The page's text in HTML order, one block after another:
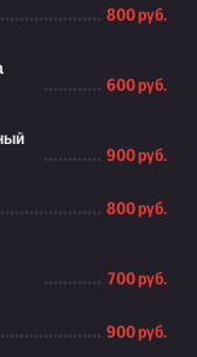
800 руб.
600 руб.
900 руб.
800 руб.
700 руб.
900 руб.